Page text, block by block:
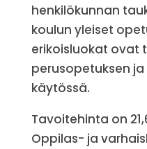
henkilökunnan
koulun yleiset
erikoisluokat ovat
perusopetuksen
käytössä.
Tavoitehinta on
Oppilas- ja